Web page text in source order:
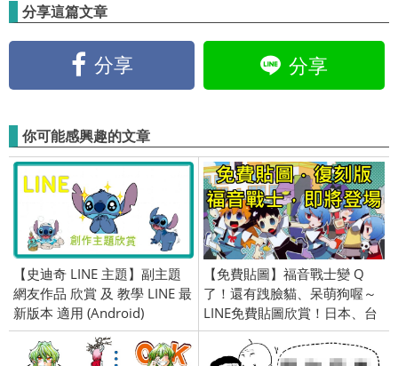
分享這篇文章
分享 分享
你可能感興趣的文章
【史迪奇 LINE 主題】副主題
網友作品 欣賞 及 教學 LINE 最
新版本 適用 (Android)
【免費貼圖】福音戰士變 Q
了！還有跩臉貓、呆萌狗喔～
LINE免費貼圖欣賞！日本、台
灣、泰國限定／openVPN跨
區、加好友／2016/03/07